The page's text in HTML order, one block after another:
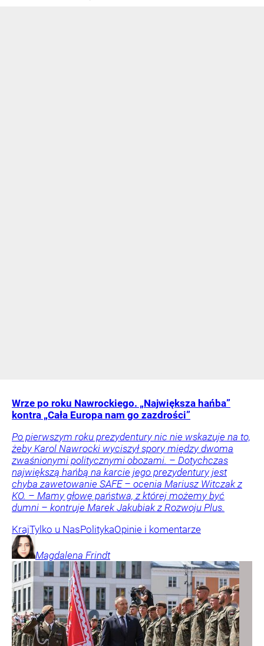
Wrze po roku Nawrockiego. „Największa hańba”
kontra „Cała Europa nam go zazdrości”
Po pierwszym roku prezydentury nic nie wskazuje na to,
żeby Karol Nawrocki wyciszył spory między dwoma
zwaśnionymi politycznymi obozami. – Dotychczas
największą hańbą na karcie jego prezydentury jest
chyba zawetowanie SAFE – ocenia Mariusz Witczak z
KO. – Mamy głowę państwa, z której możemy być
dumni – kontruje Marek Jakubiak z Rozwoju Plus.
KrajTylko u NasPolitykaOpinie i komentarze
Magdalena Frindt